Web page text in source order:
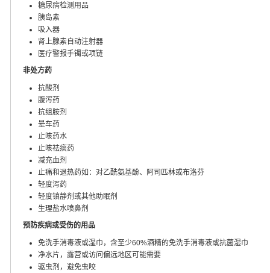
糖尿病检测用品
胰岛素
吸入器
肾上腺素自动注射器
医疗警报手镯或项链
非处方药
抗酸剂
腹泻药
抗组胺剂
晕车药
止咳药水
止咳祛痰药
减充血剂
止痛和退热药如：对乙酰氨基酚、阿司匹林或布洛芬
轻度泻药
轻度镇静剂或其他助眠剂
生理盐水喷鼻剂
预防疾病或受伤的用品
免洗手消毒液或湿巾，含至少60%酒精的免洗手消毒液或抗菌湿巾
净水片，露营或访问偏远地区可能需要
驱虫剂，避免虫咬